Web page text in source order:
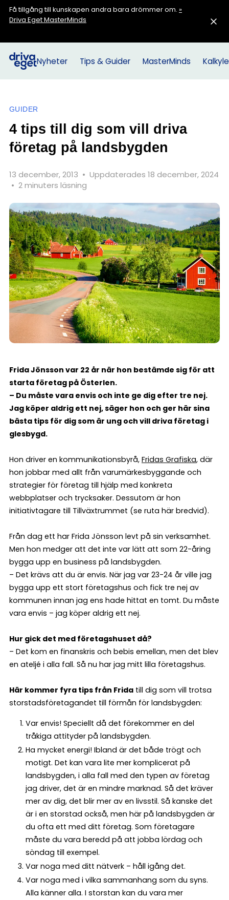
Få tillgång till kunskapen andra bara drömmer om. »
Driva Eget MasterMinds
Nyheter Tips & Guider MasterMinds
GUIDER
4 tips till dig som vill driva
företag på landsbygden
13 december, 2013 • Uppdaterades 18 december, 2024
• 2 minuters läsning
Frida Jönsson var 22 år när hon bestämde sig för att
starta företag på Österlen.
– Du måste vara envis och inte ge dig efter tre nej.
Jag köper aldrig ett nej, säger hon och ger här sina
bästa tips för dig som är ung och vill driva företag i
glesbygd.
Hon driver en kommunikationsbyrå, Fridas Grafiska, där
hon jobbar med allt från varumärkesbyggande och
strategier för företag till hjälp med konkreta
webbplatser och trycksaker. Dessutom är hon
initiativtagare till Tillväxtrummet (se ruta här bredvid).
Från dag ett har Frida Jönsson levt på sin verksamhet.
Men hon medger att det inte var lätt att som 22-åring
bygga upp en business på landsbygden.
– Det krävs att du är envis. När jag var 23-24 år ville jag
bygga upp ett stort företagshus och fick tre nej av
kommunen innan jag ens hade hittat en tomt. Du måste
vara envis – jag köper aldrig ett nej.
Hur gick det med företagshuset då?
– Det kom en finanskris och bebis emellan, men det blev
en ateljé i alla fall. Så nu har jag mitt lilla företagshus.
Här kommer fyra tips från Frida till dig som vill trotsa
storstadsföretagandet till förmån för landsbygden:
Var envis! Speciellt då det förekommer en del
tråkiga attityder på landsbygden.
Ha mycket energi! Ibland är det både trögt och
motigt. Det kan vara lite mer komplicerat på
landsbygden, i alla fall med den typen av företag
jag driver, det är en mindre marknad. Så det kräver
mer av dig, det blir mer av en livsstil. Så kanske det
är i en storstad också, men här på landsbygden är
du ofta ett med ditt företag. Som företagare
måste du vara beredd på att jobba lördag och
söndag till exempel.
Var noga med ditt nätverk – håll igång det.
Var noga med i vilka sammanhang som du syns.
Alla känner alla. I storstan kan du vara mer